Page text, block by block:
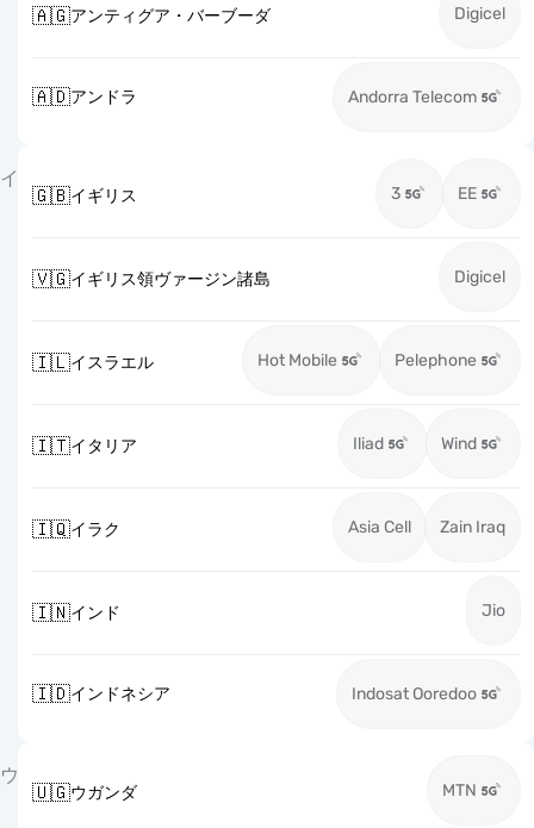
🇦🇬アンティグア・バーブーダ Digicel
🇦🇩アンドラ Andorra Telecom
イ
🇬🇧イギリス 3 EE
🇻🇬イギリス領ヴァージン諸島 Digicel
🇮🇱イスラエル Hot Mobile Pelephone
🇮🇹イタリア Iliad Wind
🇮🇶イラク Asia Cell Zain Iraq
🇮🇳インド Jio
🇮🇩インドネシア Indosat Ooredoo
ウ
🇺🇬ウガンダ MTN